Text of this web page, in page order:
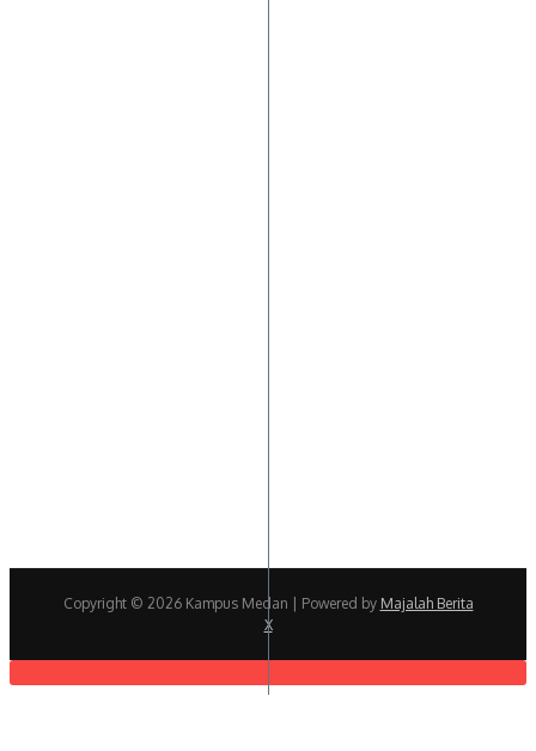
Copyright © 2026 Kampus Medan | Powered by Majalah Berita
X